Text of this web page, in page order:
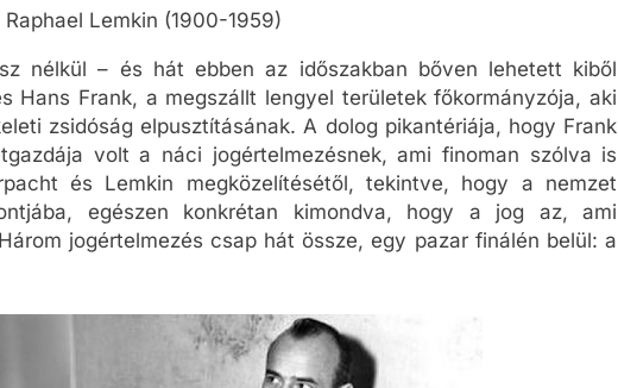
Raphael Lemkin (1900-1959)
nélkül – és hát ebben az időszakban bőven lehetett kiből
Hans Frank, a megszállt lengyel területek főkormányzója, aki
zsidóság elpusztításának. A dolog pikantériája, hogy Frank
volt a náci jogértelmezésnek, ami finoman szólva is
és Lemkin megközelítésétől, tekintve, hogy a nemzet
egészen konkrétan kimondva, hogy a jog az, ami
jogértelmezés csap hát össze, egy pazar finálén belül: a